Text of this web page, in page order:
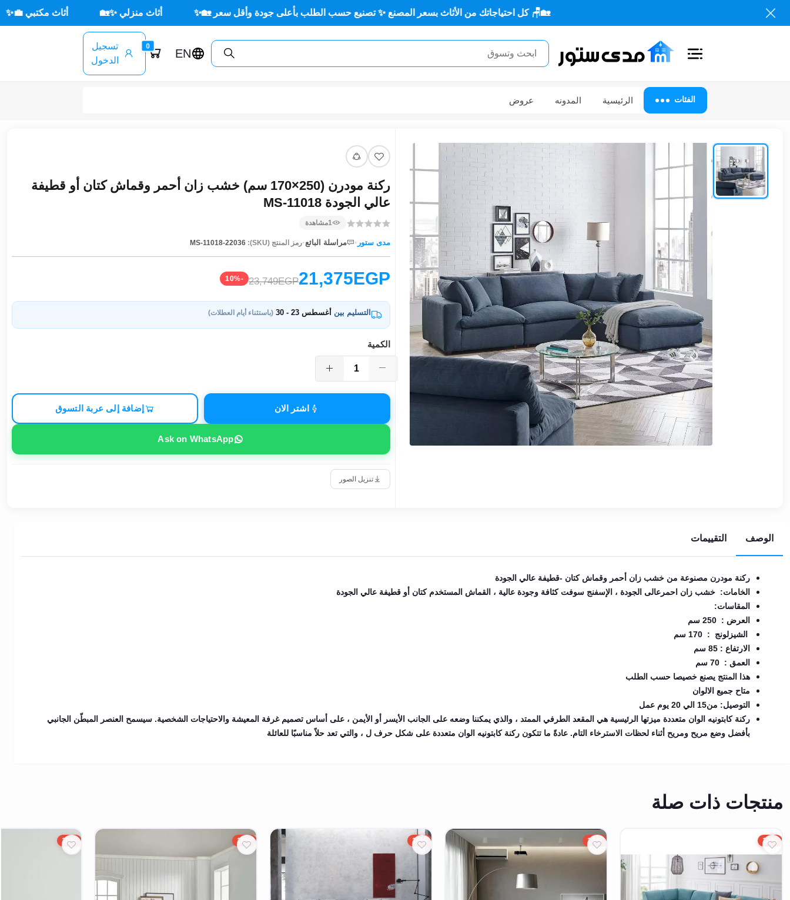
🏡🪑 كل احتياجاتك من الأثاث بسعر المصنع ✨ تصنيع حسب الطلب بأعلى جودة وأقل سعر 🏡✨ أثاث منزلي ✨🏡 أثاث مكتبي 💼✨ 🌳
EN
0
تسجيل
الدخول
مكتبي
أثاث
EN
تسجيل
الدخول
اشترك
الآن
الفئات الرئيسية المدونه عروض
ركنة مودرن (250×170 سم) خشب زان أحمر وقماش كتان أو قطيفة
عالي الجودة MS-11018
1مشاهدة
مدى ستور · مراسلة البائع·رمز المنتج (SKU): MS-11018-22036
21,375EGP
23,749EGP
-10%
التسليم بين أغسطس 23 - 30 (باستثناء أيام العطلات)
الكمية
اشتر الان إضافة إلى عربة التسوق
Ask on WhatsApp
تنزيل الصور
الوصف التقييمات
ركنة مودرن مصنوعة من خشب زان أحمر وقماش كتان -قطيفة عالي الجودة
الخامات: خشب زان احمرعالى الجودة ، الإسفنج سوفت كثافة وجودة عالية ، القماش المستخدم كتان أو قطيفة عالي الجودة
المقاسات:
العرض : 250 سم
الشيزلونج : 170 سم
الارتفاع : 85 سم
العمق : 70 سم
هذا المنتج يصنع خصيصا حسب الطلب
متاح جميع الالوان
التوصيل: من15 الي 20 يوم عمل
ركنة كابتونيه الوان متعددة ميزتها الرئيسية هي المقعد الطرفي الممتد ، والذي يمكننا وضعه على الجانب الأيسر أو الأيمن ، على أساس تصميم غرفة المعيشة والاحتياجات الشخصية. سيسمح العنصر المبطّن الجانبي
بأفضل وضع مريح ومريح أثناء لحظات الاسترخاء التام. عادةً ما تتكون ركنة كابتونيه الوان متعددة على شكل حرف ل ، والتي تعد حلاً مناسبًا للعائلة
منتجات ذات صلة
10%
10%
10%
10%
10%